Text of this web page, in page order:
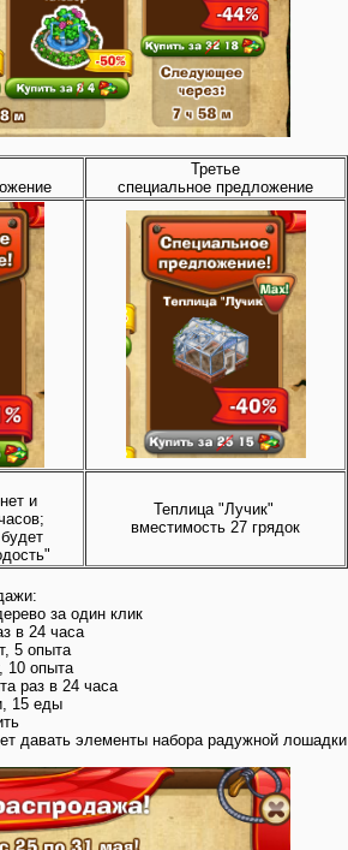
Третье
специальное предложение
и
Теплица "Лучик"
вместимость 27 грядок
за один клик
в 24 часа
5 опыта
10 опыта
раз в 24 часа
15 еды
давать элементы набора радужной лошадки